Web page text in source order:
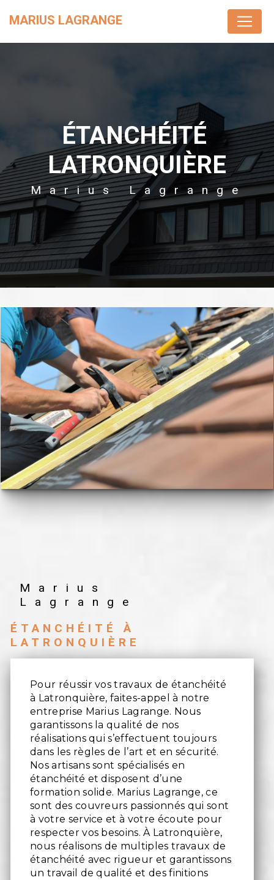
MARIUS LAGRANGE
ÉTANCHÉITÉ
LATRONQUIÈRE
Marius Lagrange
Marius
Lagrange
ÉTANCHÉITÉ À
LATRONQUIÈRE
Pour réussir vos travaux de étanchéité
à Latronquière, faites-appel à notre
entreprise Marius Lagrange. Nous
garantissons la qualité de nos
réalisations qui s’effectuent toujours
dans les règles de l’art et en sécurité.
Nos artisans sont spécialisés en
étanchéité et disposent d’une
formation solide. Marius Lagrange, ce
sont des couvreurs passionnés qui sont
à votre service et à votre écoute pour
respecter vos besoins. À Latronquière,
nous réalisons de multiples travaux de
étanchéité avec rigueur et garantissons
un travail de qualité et des finitions